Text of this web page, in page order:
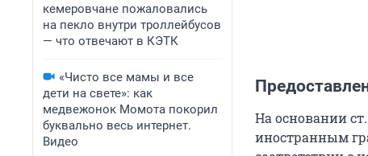
кемеровчане пожаловались
на пекло внутри троллейбусов
— что отвечают в КЭТК
«Чисто все мамы и все
дети на свете»: как
медвежонок Момота покорил
буквально весь интернет.
Видео
На основании
иностранным